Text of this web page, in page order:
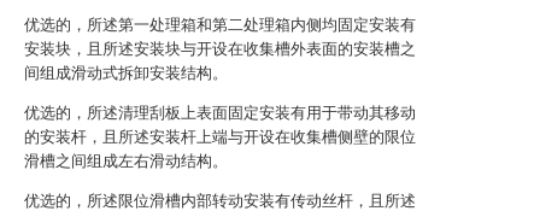
优选的，所述第一处理箱和第二处理箱内侧均固定安装有
安装块，且所述安装块与开设在收集槽外表面的安装槽之
间组成滑动式拆卸安装结构。
优选的，所述清理刮板上表面固定安装有用于带动其移动
的安装杆，且所述安装杆上端与开设在收集槽侧壁的限位
滑槽之间组成左右滑动结构。
优选的，所述限位滑槽内部转动安装有传动丝杆，且所述